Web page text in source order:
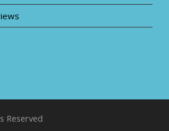
Reserved